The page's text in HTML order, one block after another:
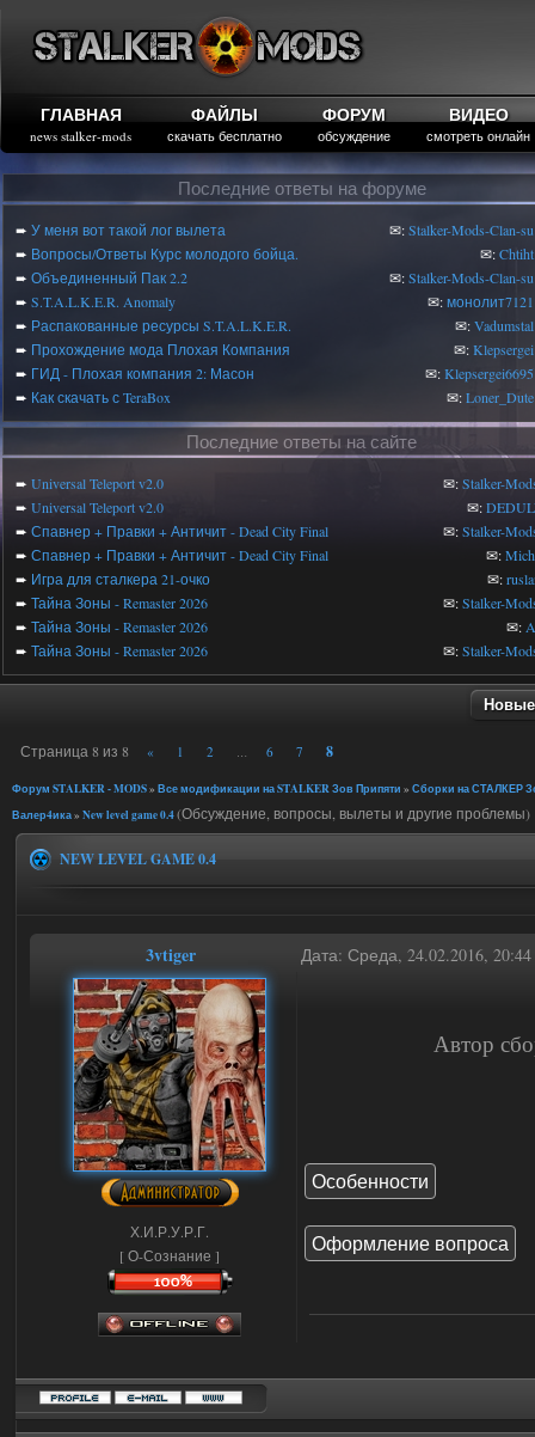
ГЛАВНАЯ
news stalker-mods
ФАЙЛЫ
скачать бесплатно
ФОРУМ
обсуждение
ВИДЕО
смотреть онлайн
Последние ответы на форуме
➨ У меня вот такой лог вылета ✉:Stalker-Mods-Clan-su
➨ Вопросы/Ответы Курс молодого бойца. ✉:Chtiht
➨ Объединенный Пак 2.2 ✉:Stalker-Mods-Clan-su
➨ S.T.A.L.K.E.R. Anomaly ✉:монолит7121
➨ Распакованные ресурсы S.T.A.L.K.E.R. ✉:Vadumstal
➨ Прохождение мода Плохая Компания ✉:Klepsergei
➨ ГИД - Плохая компания 2: Масон ✉:Klepsergei6695
➨ Как скачать с TeraBox ✉:Loner_Dute
Последние ответы на сайте
➨ Universal Teleport v2.0 ✉:Stalker-
➨ Universal Teleport v2.0 ✉:
➨ Спавнер + Правки + Античит - Dead City Final ✉:Stalker-
➨ Спавнер + Правки + Античит - Dead City Final ✉:
➨ Игра для сталкера 21-очко ✉:
➨ Тайна Зоны - Remaster 2026 ✉:Stalker-
➨ Тайна Зоны - Remaster 2026 ✉:
➨ Тайна Зоны - Remaster 2026 ✉:Stalker-
Страница 8 из 8 « 1 2 … 6 7 8
Форум STALKER - MODS» Все модификации на STALKER Зов Припяти » Сборки на СТАЛКЕР
Валер4ика» New level game 0.4(Обсуждение, вопросы, вылеты и другие проблемы)
NEW LEVEL GAME 0.4
3vtiger Дата: Среда, 24.02.2016,
Х.И.Р.У.Р.Г.
[ О-Сознание ]
Автор
Особенности
Оформление вопроса